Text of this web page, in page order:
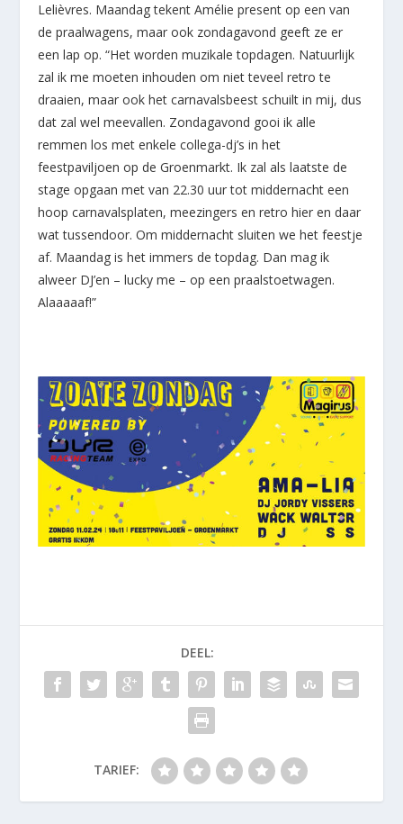
Lelièvres. Maandag tekent Amélie present op een van
de praalwagens, maar ook zondagavond geeft ze er
een lap op. “Het worden muzikale topdagen. Natuurlijk
zal ik me moeten inhouden om niet teveel retro te
draaien, maar ook het carnavalsbeest schuilt in mij, dus
dat zal wel meevallen. Zondagavond gooi ik alle
remmen los met enkele collega-dj’s in het
feestpaviljoen op de Groenmarkt. Ik zal als laatste de
stage opgaan met van 22.30 uur tot middernacht een
hoop carnavalsplaten, meezingers en retro hier en daar
wat tussendoor. Om middernacht sluiten we het feestje
af. Maandag is het immers de topdag. Dan mag ik
alweer DJ’en – lucky me – op een praalstoetwagen.
Alaaaaaf!”
DEEL:
TARIEF: